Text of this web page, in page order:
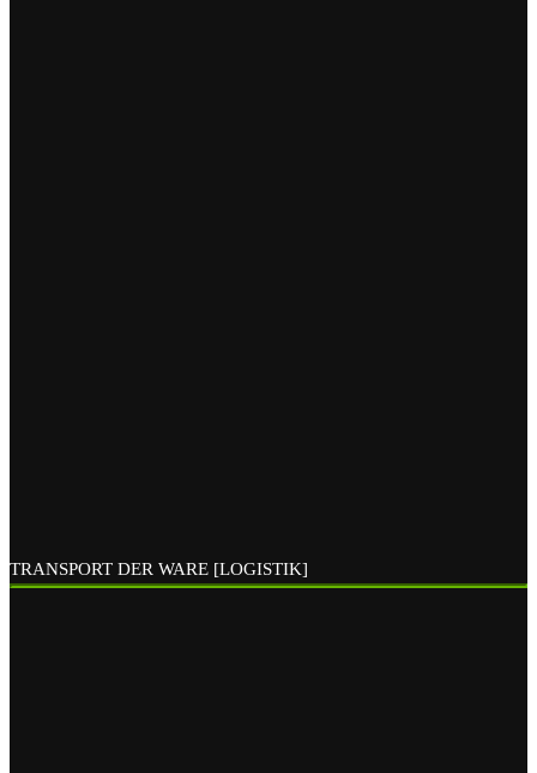
TRANSPORT DER WARE [LOGISTIK]